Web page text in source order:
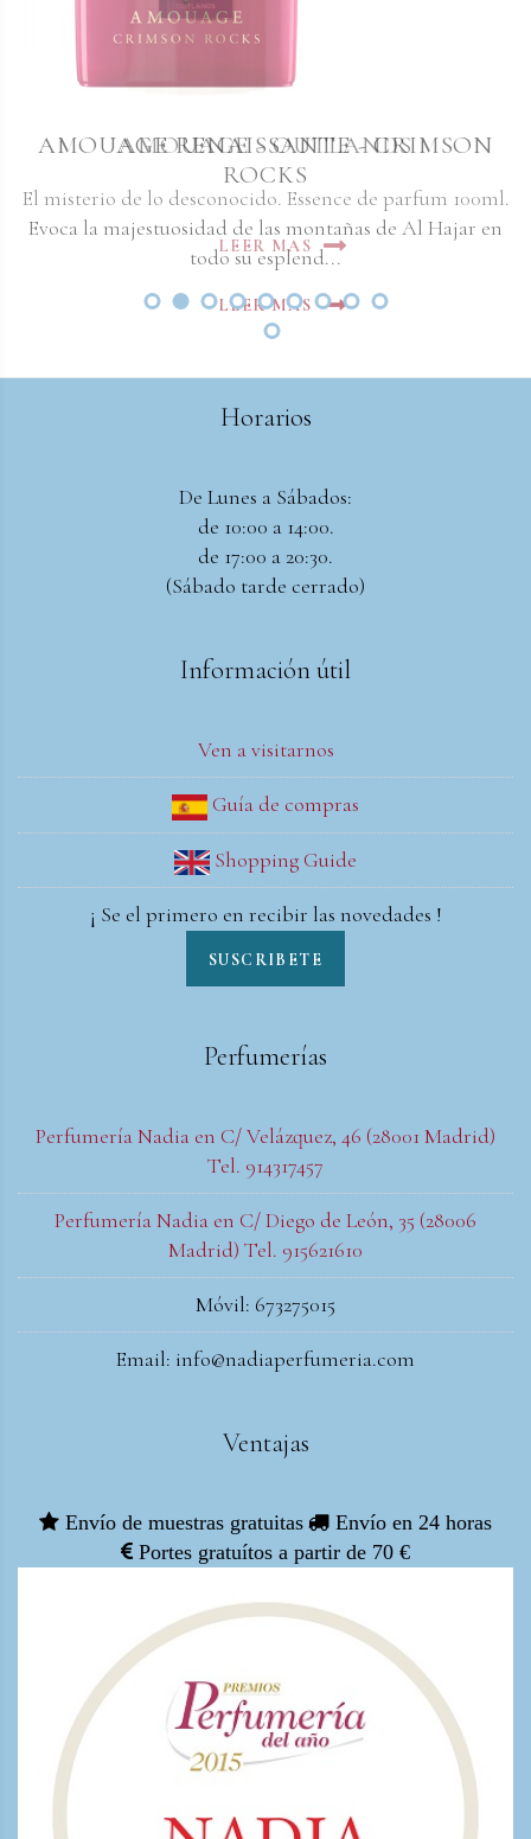
AMOUAGE RENAISSANTE - CRIMSON
ROCKS
Evoca la majestuosidad de las montañas de Al Hajar en
todo su esplend...
LEER MAS
AMOUAGE - OUTLANDS
El misterio de lo desconocido. Essence de parfum 100ml.
LEER MAS
Horarios
De Lunes a Sábados:
de 10:00 a 14:00.
de 17:00 a 20:30.
(Sábado tarde cerrado)
Información útil
Ven a visitarnos
Guía de compras
Shopping Guide
¡ Se el primero en recibir las novedades !
SUSCRIBETE
Perfumerías
Perfumería Nadia en C/ Velázquez, 46 (28001 Madrid)
Tel. 914317457
Perfumería Nadia en C/ Diego de León, 35 (28006
Madrid) Tel. 915621610
Móvil: 673275015
Email: info@nadiaperfumeria.com
Ventajas
Envío de muestras gratuitas
Envío en 24 horas
Portes gratuítos a partir de 70 €